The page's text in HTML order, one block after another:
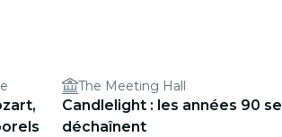
The Meeting Hall
Candlelight : les années 90 se
déchaînent